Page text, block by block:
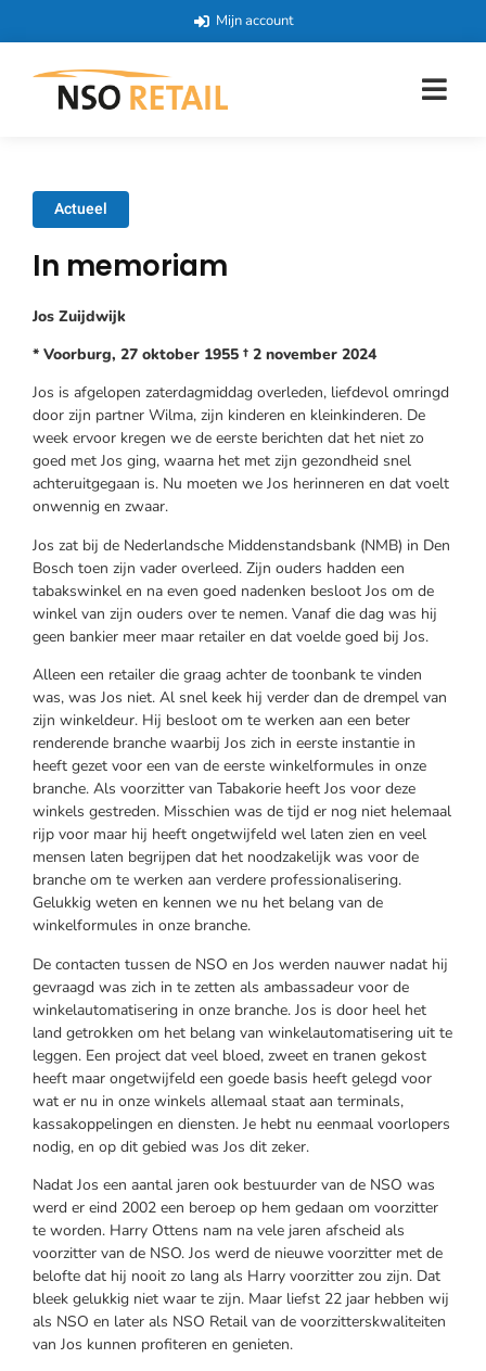
Mijn account
Actueel
In memoriam
Jos Zuijdwijk
* Voorburg, 27 oktober 1955 † 2 november 2024
Jos is afgelopen zaterdagmiddag overleden, liefdevol omringd
door zijn partner Wilma, zijn kinderen en kleinkinderen. De
week ervoor kregen we de eerste berichten dat het niet zo
goed met Jos ging, waarna het met zijn gezondheid snel
achteruitgegaan is. Nu moeten we Jos herinneren en dat voelt
onwennig en zwaar.
Jos zat bij de Nederlandsche Middenstandsbank (NMB) in Den
Bosch toen zijn vader overleed. Zijn ouders hadden een
tabakswinkel en na even goed nadenken besloot Jos om de
winkel van zijn ouders over te nemen. Vanaf die dag was hij
geen bankier meer maar retailer en dat voelde goed bij Jos.
Alleen een retailer die graag achter de toonbank te vinden
was, was Jos niet. Al snel keek hij verder dan de drempel van
zijn winkeldeur. Hij besloot om te werken aan een beter
renderende branche waarbij Jos zich in eerste instantie in
heeft gezet voor een van de eerste winkelformules in onze
branche. Als voorzitter van Tabakorie heeft Jos voor deze
winkels gestreden. Misschien was de tijd er nog niet helemaal
rijp voor maar hij heeft ongetwijfeld wel laten zien en veel
mensen laten begrijpen dat het noodzakelijk was voor de
branche om te werken aan verdere professionalisering.
Gelukkig weten en kennen we nu het belang van de
winkelformules in onze branche.
De contacten tussen de NSO en Jos werden nauwer nadat hij
gevraagd was zich in te zetten als ambassadeur voor de
winkelautomatisering in onze branche. Jos is door heel het
land getrokken om het belang van winkelautomatisering uit te
leggen. Een project dat veel bloed, zweet en tranen gekost
heeft maar ongetwijfeld een goede basis heeft gelegd voor
wat er nu in onze winkels allemaal staat aan terminals,
kassakoppelingen en diensten. Je hebt nu eenmaal voorlopers
nodig, en op dit gebied was Jos dit zeker.
Nadat Jos een aantal jaren ook bestuurder van de NSO was
werd er eind 2002 een beroep op hem gedaan om voorzitter
te worden. Harry Ottens nam na vele jaren afscheid als
voorzitter van de NSO. Jos werd de nieuwe voorzitter met de
belofte dat hij nooit zo lang als Harry voorzitter zou zijn. Dat
bleek gelukkig niet waar te zijn. Maar liefst 22 jaar hebben wij
als NSO en later als NSO Retail van de voorzitterskwaliteiten
van Jos kunnen profiteren en genieten.